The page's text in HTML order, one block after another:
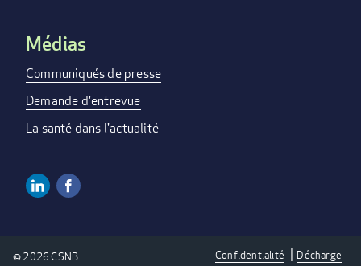
Médias
Communiqués de presse
Demande d'entrevue
La santé dans l'actualité
Media
Linkedin
Confidentialité Décharge
© 2026 CSNB